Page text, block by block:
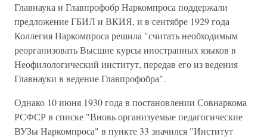
Главнаука и Главпрофобр Наркомпроса поддержали
предложение ГБИЛ и ВКИЯ, и в сентябре 1929 года
Коллегия Наркомпроса решила "считать необходимым
реорганизовать Высшие курсы иностранных языков в
Неофилологический институт, передав его из ведения
Главнауки в ведение Главпрофобра".
Однако 10 июня 1930 года в постановлении Совнаркома
РСФСР в списке "Вновь организуемые педагогические
ВУЗы Наркомпроса" в пункте 33 значился "Институт